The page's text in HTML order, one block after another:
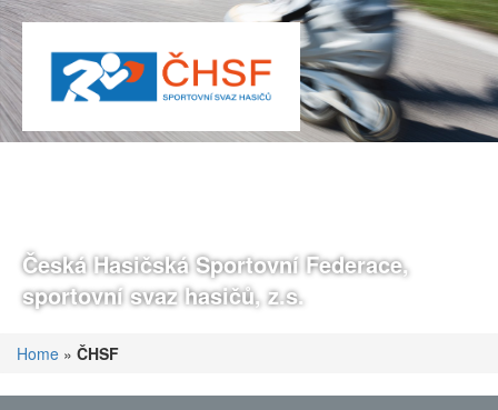
Česká Hasičská Sportovní Federace,
sportovní svaz hasičů, z.s.
Home » ČHSF